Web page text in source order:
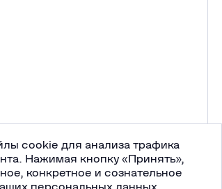
cookie для анализа трафика
Нажимая кнопку «Принять»,
конкретное и сознательное